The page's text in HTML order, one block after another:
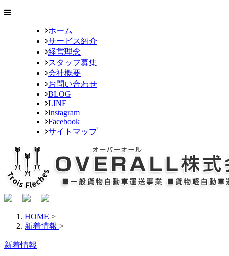
ホーム
サービス紹介
経営理念
スタッフ募集
会社概要
お問い合わせ
BLOG
LINE
Instagram
Facebook
サイトマップ
HOME >
新着情報 >
新着情報